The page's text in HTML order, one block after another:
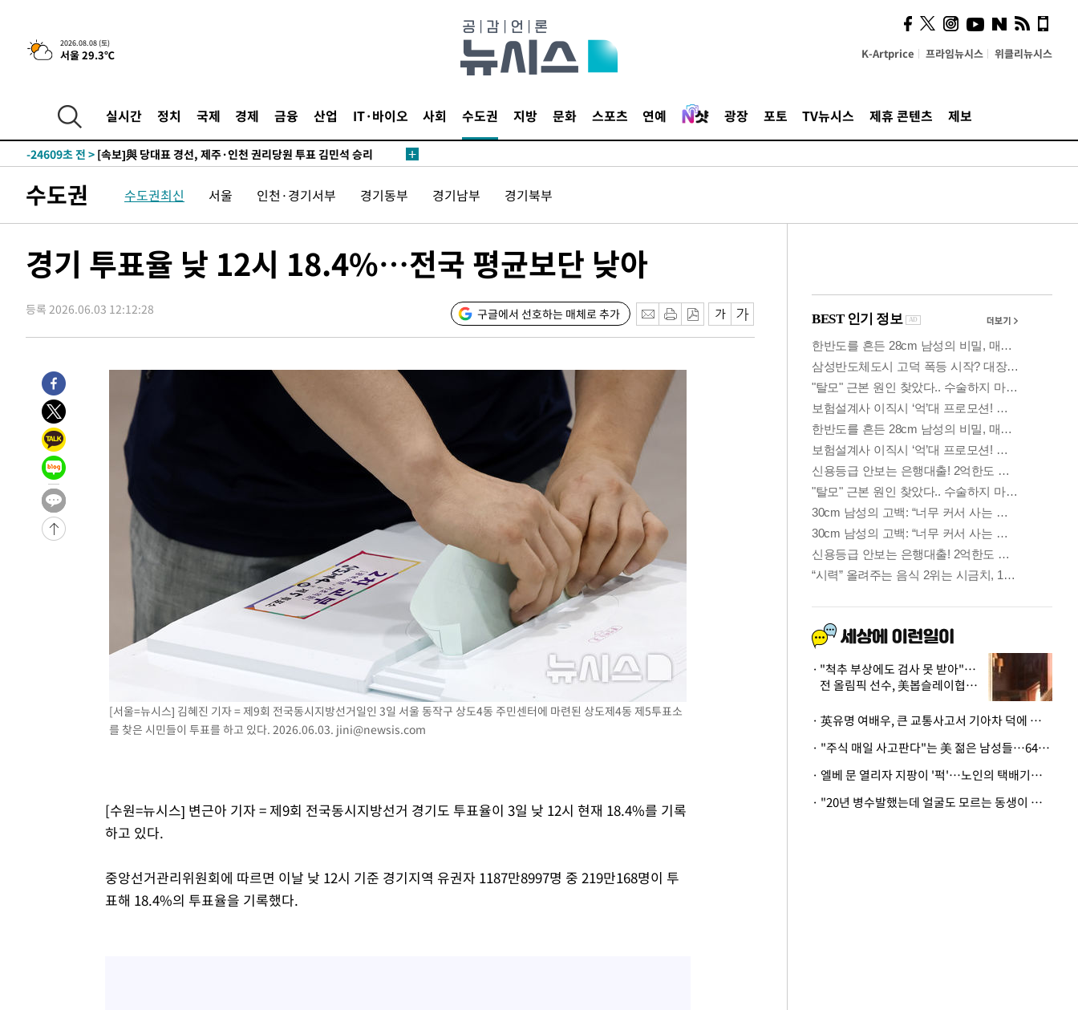
2026.08.08 (토)
서울 29.3℃ K-Artprice 프라임뉴시스 위클리뉴시스
실시간 정치 국제 경제 금융 산업 IT·바이오 사회 수도권 지방 문화 스포츠 연예 광장 포토 TV뉴시스 제휴 콘텐츠 제보
-25905초 전 >[속보]與최고위원 제주·인천 순회경선…박선원·최민희·서미화·
한민수·김용 순
-25858초 전 >[속보]김민석, 與 전대 당원투표 누적 득표율 45.42%로 1위… 정
42.08%·宋 10.17%
-24674초 전 >
이강인 "아틀레티코 이적 기뻐…등번호 7번 의미보단 팀 위해 뛸
-24609초 전 >
-18383초 전 > 낮 최고 35도 '무더위'…동해안 시간당 30㎜ '강한 비'[내일날씨]
틀레티코 이적"
-17435초 전 >
수도권 40도 육박 '펄펄'…동해안 일부 지역엔 호의주의보
-16404초 전 >온열질환 사망자 3명 늘어…누적 환자 3000명 돌파
-6456초 전 > 백운산서 80년근 천종산삼 9뿌리 발견…감정가 1.3억원
-1700초 전 >남자 농구, 나고야 아시안게임서 '홈팀' 일본과 한일전
-1076초 전 >여수 오동도 해상서 모터보트 전복…1명 사망·1명 실종
1시간 전 >
축구협회 "압수수색·성접대 논란 사과…쇄신의 기회로 삼겠다"
1시간 전 >
[속보]'압수수색·성접대 논란' 축구협회 "실망과 걱정 안겨드려 죄송"
5시간 전 >
'최고 37도' 폭염 지속…강원동해안 최대 150㎜ 비
7시간 전 >
[속보]뉴욕증시 상승 마감…S&P 0.6% 나스닥 1.3%↑
-25905초 전 >
[속보]與최고위원 제주·인천 순회경선…박선원·최민희·서미화·
한민수·김용 순
-25858초 전 >
[속보]김민석, 與 전대 당원투표 누적 득표율 45.42%로 1위… 정
청래 44.56%
-25140초 전 >
[속보]與 대표 경선 제주·인천 당원투표…金 47.75%·鄭
42.08%·宋 10.17%
-24674초 전 >
이강인 "아틀레티코 이적 기뻐…등번호 7번 의미보단 팀 위해 뛸
[속보]與 당대표 경선, 제주·인천 권리당원 투표 김민석 승리
낮 최고 35도 '무더위'…동해안 시간당 30㎜ '강한 비'[내일날씨]
[속보]이강인 "감독님이 원하는 마음 느꼈고, 많은 트로피 원해 아
수도권 40도 육박 '펄펄'…동해안 일부 지역엔 호의주의보
온열질환 사망자 3명 늘어…누적 환자 3000명 돌파
강릉에 시간당 81.4㎜ 물폭탄…도로 잠기고 담벼락 붕괴
백운산서 80년근 천종산삼 9뿌리 발견…감정가 1.3억원
선재도서 해루질 나섰다 실종 60대, 닷새 만에 숨진 채 발견
남자 농구, 나고야 아시안게임서 '홈팀' 일본과 한일전
축구협회 "압수수색·성접대 논란 사과…쇄신의 기회로 삼겠다"
[속보]'압수수색·성접대 논란' 축구협회 "실망과 걱정 안겨드려 죄송"
[속보]뉴욕증시 상승 마감…S&P 0.6% 나스닥 1.3%↑
수도권 수도권최신 서울 인천·경기서부 경기동부 경기남부 경기북부
경기 투표율 낮 12시 18.4%…전국 평균보단 낮아
등록 2026.06.03 12:12:28 구글에서 선호하는 매체로 추가
[서울=뉴시스] 김혜진 기자 = 제9회 전국동시지방선거일인 3일 서울 동작구 상도4동 주민센터에 마련된 상도제4동 제5투표소
를 찾은 시민들이 투표를 하고 있다. 2026.06.03. jini@newsis.com
[수원=뉴시스] 변근아 기자 = 제9회 전국동시지방선거 경기도 투표율이 3일 낮 12시 현재 18.4%를 기록
하고 있다.
중앙선거관리위원회에 따르면 이날 낮 12시 기준 경기지역 유권자 1187만8997명 중 219만168명이 투
표해 18.4%의 투표율을 기록했다.
사이 해답 찾았죠"…알을
깨고 나온 '초자아'
"척추 부상에도 검사 못 받아"…
전 올림픽 선수, 美봅슬레이협회
· 英유명 여배우, 큰 교통사고서 기아차 덕에 살았다
· "주식 매일 사고판다"는 美 젊은 남성들…64%가 "나는 인생의 패배자“
· 엘베 문 열리자 지팡이 '퍽'…노인의 택배기사 폭행 이유
· "20년 병수발했는데 얼굴도 모르는 동생이 유산 절반을"…배다른 형제 상속권 있을까